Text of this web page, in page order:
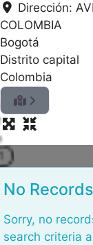
Dirección:
COLOMBIA
Bogotá
Distrito capital
Colombia
o a
No
Sorry, no
search criteria